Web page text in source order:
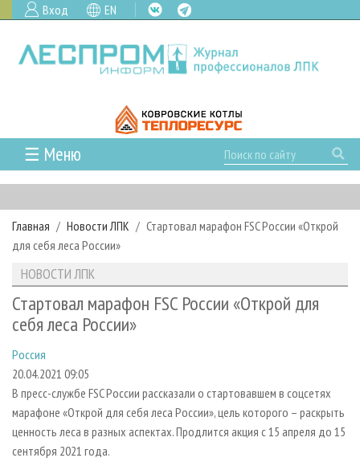
Вход EN
☰ Меню
ГЛАВНАЯ
РУБРИКИ И ТЕМЫ
РУБРИКИ ЖУРНАЛА
ЛЕСОЗАГОТОВКА
ЛЕСОПИЛЕНИЕ
СУШКА ДРЕВЕСИНЫ
ПРОИЗВОДСТВО ДРЕВЕСНЫХ ПЛИТ
ДЕРЕВЯННОЕ ДОМОСТРОЕНИЕ
ПРОИЗВОДСТВО МЕБЕЛИ
НОВОСТИ
НОВОСТИ ЛПК
НОВОСТИ ЖУРНАЛА
ПРОЕКТЫ ЛПИ
АНАЛИТИКА
ПРЕДПРИЯТИЯ ЛПК
ПЕРСОНЫ
МОБИЛЬНЫЕ ВЫСТАВКИ
ОФИЦИАЛЬНЫЕ ДЕЛЕГАЦИИ
ПРИОРИТЕТНЫЕ ИНВЕСТПРОЕКТЫ
АРХИВ ЖУРНАЛОВ
О ЖУРНАЛЕ
КОНТАКТЫ
РЕКЛАМОДАТЕЛЯМ
РЕКЛАМА
РЕКЛАМА НА САЙТЕ
Главная Новости ЛПК
Стартовал марафон FSC России «Открой
для себя леса России»
НОВОСТИ ЛПК
Стартовал марафон FSC России «Открой для
себя леса России»
Россия
20.04.2021 09:05
В пресс-службе FSC России рассказали о стартовавшем в соцсетях
марафоне «Открой для себя леса России», цель которого – раскрыть
ценность леса в разных аспектах. Продлится акция с 15 апреля до 15
сентября 2021 года.